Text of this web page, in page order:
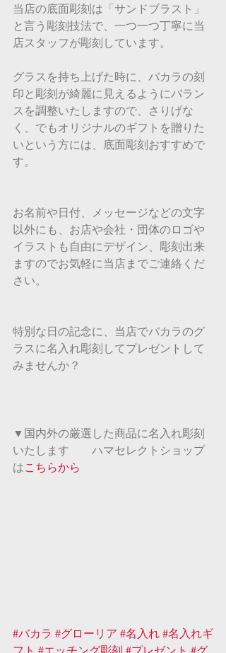
当店の底面彫刻は「サンドブラスト」
と言う彫刻技法で、一つ一つ丁寧に当
店スタッフが彫刻しています。
グラスを持ち上げた時に、バカラの刻
印と彫刻が綺麗に見えるようにバラン
スを調整いたしますので、さりげな
く、でもオリジナルのギフトを贈りた
いという方には、底面彫刻おすすめで
す。
お名前や日付、メッセージなどの文字
以外にも、お店や会社・団体のロゴや
イラストも自由にデザイン、彫刻出来
ますのでお気軽に当店までご連絡くだ
さい。
特別な日の記念に、当店でバカラのグ
ラスに名入れ彫刻してプレゼントして
みませんか？
▼国内外の厳選した商品に名入れ彫刻
いたします　　ハマセレクトショップ
はこちらから
#バカラ #グローリア #名入れ#名入れギ